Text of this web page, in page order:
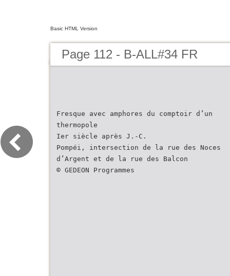
Basic HTML Version
Page 112 - B-ALL#34 FR
Fresque avec amphores du comptoir d’un
thermopole
Ier siècle après J.-C.
Pompéi, intersection de la rue des Noces
d’Argent et de la rue des Balcon
© GEDEON Programmes